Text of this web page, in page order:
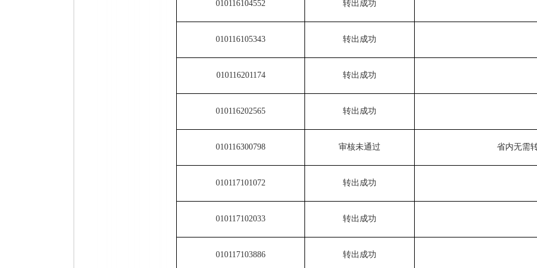
010116105343 转出成功
010116201174 转出成功
010116202565 转出成功
010116300798 审核未通过 省内无需
010117101072 转出成功
010117102033 转出成功